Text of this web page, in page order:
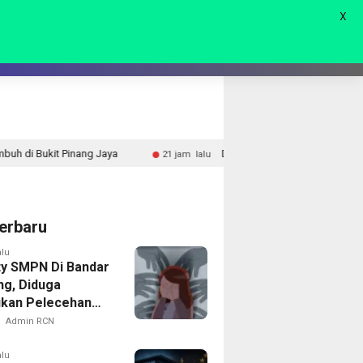
21 jam lalu Drainase Gang Alpukat II Terus Dibangun, Satgas
SMPN Di Bandar
Diduga
Pelecehan
Puluhan Siswi
Admin RCN
X